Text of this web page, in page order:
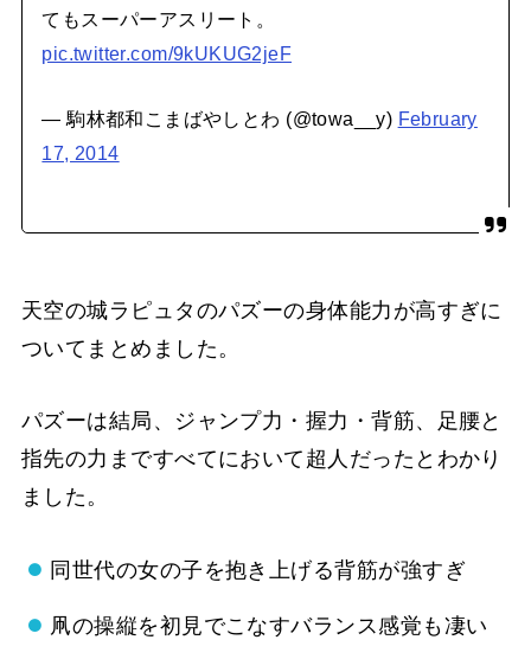
てもスーパーアスリート。
pic.twitter.com/9kUKUG2jeF
— 駒林都和こまばやしとわ (@towa__y) February
17, 2014
天空の城ラピュタのパズーの身体能力が高すぎに
ついてまとめました。
パズーは結局、ジャンプ力・握力・背筋、足腰と
指先の力まですべてにおいて超人だったとわかり
ました。
同世代の女の子を抱き上げる背筋が強すぎ
凧の操縦を初見でこなすバランス感覚も凄い